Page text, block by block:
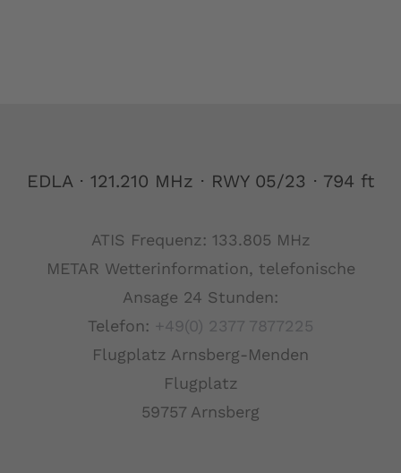
EDLA ⋅ 121.210 MHz ⋅ RWY 05/23 ⋅ 794 ft
ATIS Frequenz: 133.805 MHz
METAR Wetterinformation, telefonische
Ansage 24 Stunden:
Telefon: +49(0) 2377 7877225
Flugplatz Arnsberg-Menden
Flugplatz
59757 Arnsberg